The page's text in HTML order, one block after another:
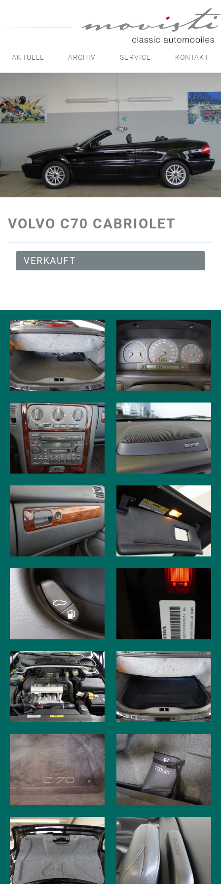
automobiles
AKTUELL ARCHIV SERVICE KONTAKT
VOLVO C70 CABRIOLET
VERKAUFT